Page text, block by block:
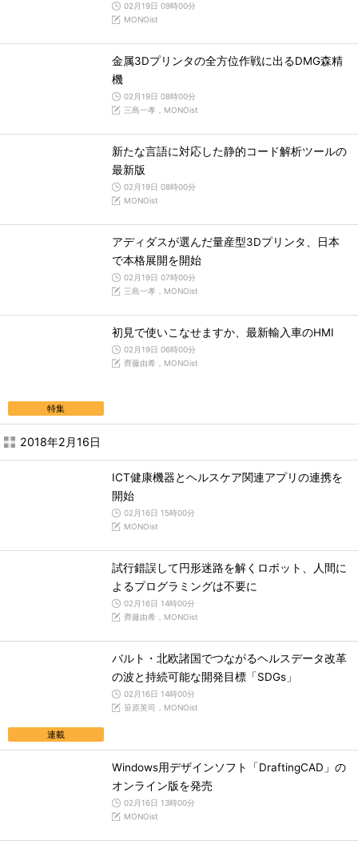
02月19日 09時00分
MONOist
金属3Dプリンタの全方位作戦に出るDMG森精
機
02月19日 08時00分
三島一孝，MONOist
新たな言語に対応した静的コード解析ツールの
最新版
02月19日 08時00分
MONOist
アディダスが選んだ量産型3Dプリンタ、日本
で本格展開を開始
02月19日 07時00分
三島一孝，MONOist
特集
初見で使いこなせますか、最新輸入車のHMI
02月19日 06時00分
齊藤由希，MONOist
2018年2月16日
ICT健康機器とヘルスケア関連アプリの連携を
開始
02月16日 15時00分
MONOist
試行錯誤して円形迷路を解くロボット、人間に
よるプログラミングは不要に
02月16日 14時00分
齊藤由希，MONOist
連載
バルト・北欧諸国でつながるヘルスデータ改革
の波と持続可能な開発目標「SDGs」
02月16日 14時00分
笹原英司，MONOist
Windows用デザインソフト「DraftingCAD」の
オンライン版を発売
02月16日 13時00分
MONOist